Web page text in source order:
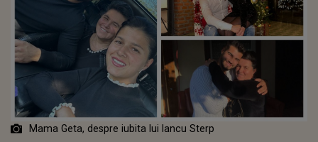
Mama Geta, despre iubita lui Iancu Sterp